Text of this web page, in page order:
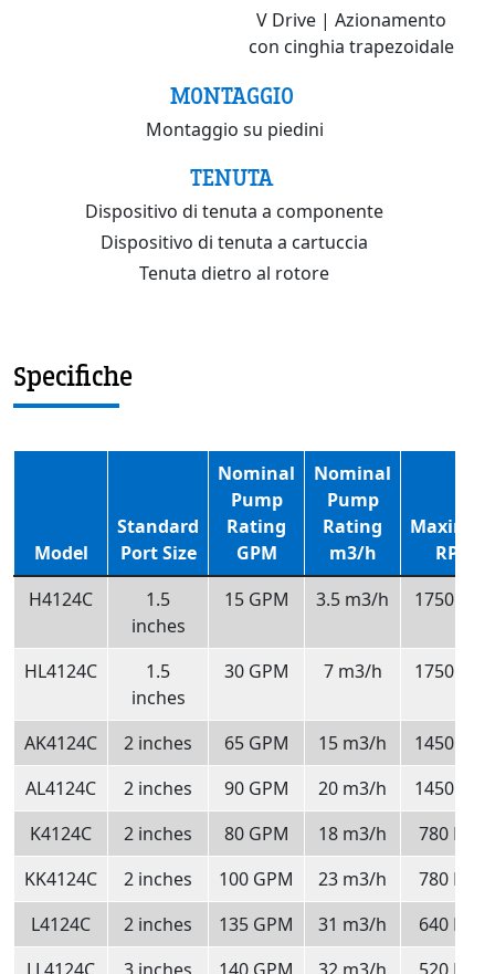
V Drive | Azionamento
con cinghia trapezoidale
MONTAGGIO
Montaggio su piedini
TENUTA
Dispositivo di tenuta a componente
Dispositivo di tenuta a cartuccia
Tenuta dietro al rotore
Specifiche
Model
Standard
Port Size
Nominal
Pump
Rating
GPM
Nominal
Pump
Rating
m3/h
RPM
H4124C
1.5
inches
15 GPM 3.5 m3/h 1750
HL4124C
1.5
inches
30 GPM 7 m3/h 1750
AK4124C 2 inches 65 GPM 15 m3/h
1450
AL4124C
2 inches 90 GPM 20 m3/h
1450
K4124C
2 inches 80 GPM 18 m3/h
780 RPM
KK4124C
2 inches 100 GPM 23 m3/h
780 RPM
L4124C
2 inches 135 GPM 31 m3/h
640 RPM